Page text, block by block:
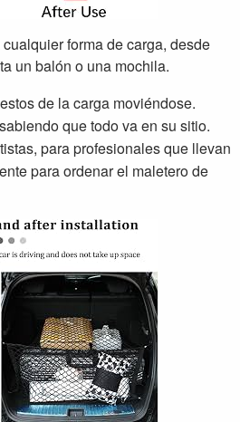
forma de carga, desde
un balón o una mochila.
de la carga moviéndose.
que todo va en su sitio.
para profesionales que llevan
para ordenar el maletero de